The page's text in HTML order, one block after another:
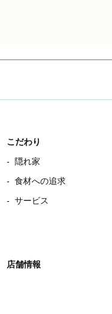
こだわり
隠れ家
食材への追求
サービス
店舗情報